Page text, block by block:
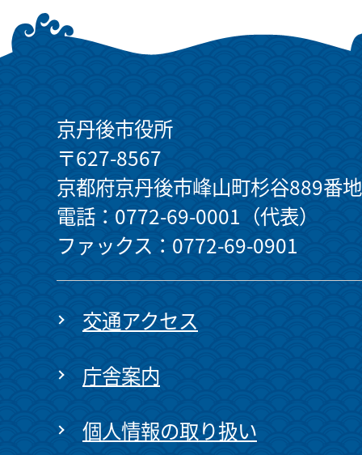
京丹後市役所
〒627-8567
京都府京丹後市峰山町杉谷889番地
電話：0772-69-0001（代表）
ファックス：0772-69-0901
交通アクセス
庁舎案内
個人情報の取り扱い